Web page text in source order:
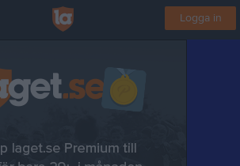
Logga in